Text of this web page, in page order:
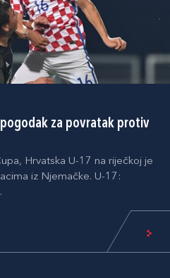
za povratak protiv
Hrvatska U-17 na riječkoj je
iz Njemačke. U-17: